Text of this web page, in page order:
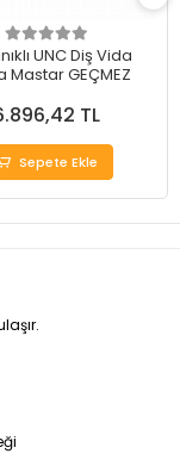
UNC Diş Vida
Mastar GEÇMEZ
TL
Sepete Ekle